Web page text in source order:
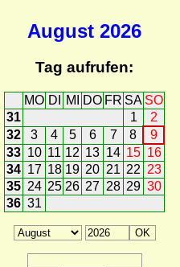
August 2026
Tag aufrufen:
MO DI MI DO FR SA SO
31
1
2
32
3 4 5 6 7 8
9
33 10 11 12 13 14 15 16
34 17 18 19 20 21 22 23
35 24 25 26 27 28 29 30
36 31